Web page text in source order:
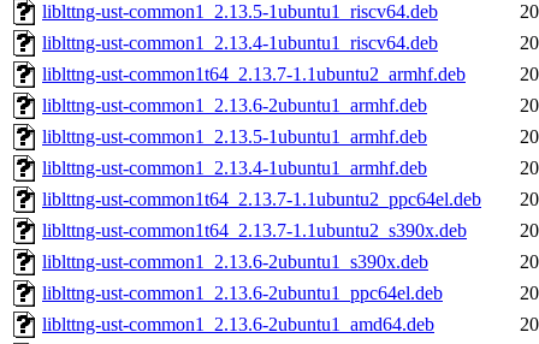
liblttng-ust-common1_2.13.5-1ubuntu1_riscv64.deb
liblttng-ust-common1_2.13.4-1ubuntu1_riscv64.deb
liblttng-ust-common1t64_2.13.7-1.1ubuntu2_armhf.deb
liblttng-ust-common1_2.13.6-2ubuntu1_armhf.deb
liblttng-ust-common1_2.13.5-1ubuntu1_armhf.deb
liblttng-ust-common1_2.13.4-1ubuntu1_armhf.deb
liblttng-ust-common1t64_2.13.7-1.1ubuntu2_ppc64el.deb
liblttng-ust-common1t64_2.13.7-1.1ubuntu2_s390x.deb
liblttng-ust-common1_2.13.6-2ubuntu1_s390x.deb
liblttng-ust-common1_2.13.6-2ubuntu1_ppc64el.deb
liblttng-ust-common1_2.13.6-2ubuntu1_amd64.deb